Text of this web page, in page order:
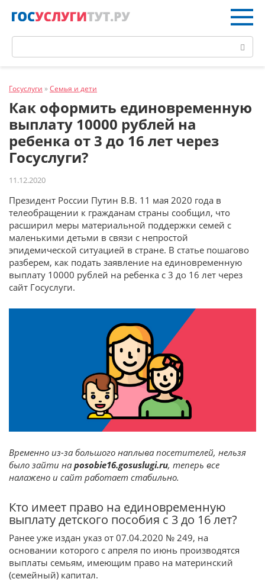
Госуслуги »Семья и дети
Как оформить единовременную
выплату 10000 рублей на
ребенка от 3 до 16 лет через
Госуслуги?
11.12.2020
Президент России Путин В.В. 11 мая 2020 года в
телеобращении к гражданам страны сообщил, что
расширил меры материальной поддержки семей с
маленькими детьми в связи с непростой
эпидемической ситуацией в стране. В статье пошагово
разберем, как подать заявление на единовременную
выплату 10000 рублей на ребенка с 3 до 16 лет через
сайт Госуслуги.
Временно из-за большого наплыва посетителей, нельзя
было зайти на posobie16.gosuslugi.ru, теперь все
налажено и сайт работает стабильно.
Кто имеет право на единовременную
выплату детского пособия с 3 до 16 лет?
Ранее уже издан указ от 07.04.2020 № 249, на
основании которого с апреля по июнь производятся
выплаты семьям, имеющим право на материнский
(семейный) капитал.